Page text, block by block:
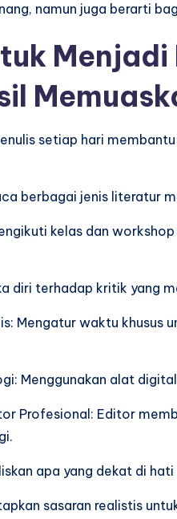
namun juga berarti
Menjadi
setiap hari
berbagai jenis literatur
kelas dan
diri terhadap kritik yang
Mengatur waktu khusus
Menggunakan alat
Profesional: Editor
apa yang dekat di
sasaran realistis